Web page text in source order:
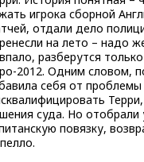
игрока сборной
отдали дело
на лето – надо
разберутся
2012. Одним словом,
себя от проблемы
суда. Но
повязку,